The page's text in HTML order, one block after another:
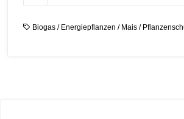
Biogas/ Energiepflanzen / Mais/